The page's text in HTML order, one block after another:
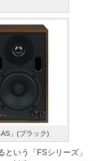
」(ブラック)
いう「FSシリーズ」